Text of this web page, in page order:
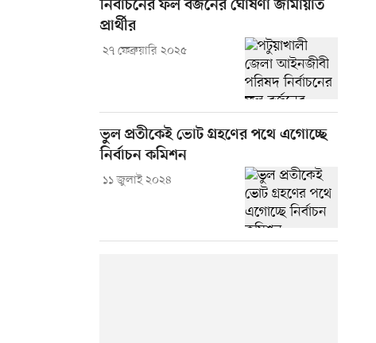
নির্বাচনের ফল বর্জনের ঘোষণা জামায়াত
প্রার্থীর
২৭ ফেব্রুয়ারি ২০২৫
ভুল প্রতীকেই ভোট গ্রহণের পথে এগোচ্ছে
নির্বাচন কমিশন
১১ জুলাই ২০২৪